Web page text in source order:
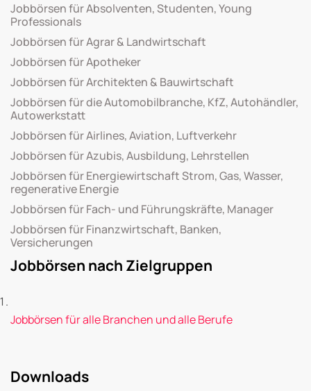
Jobbörsen für Absolventen, Studenten, Young
Professionals
Jobbörsen für Agrar & Landwirtschaft
Jobbörsen für Apotheker
Jobbörsen für Architekten & Bauwirtschaft
Jobbörsen für die Automobilbranche, KfZ, Autohändler,
Autowerkstatt
Jobbörsen für Airlines, Aviation, Luftverkehr
Jobbörsen für Azubis, Ausbildung, Lehrstellen
Jobbörsen für Energiewirtschaft Strom, Gas, Wasser,
regenerative Energie
Jobbörsen für Fach- und Führungskräfte, Manager
Jobbörsen für Finanzwirtschaft, Banken,
Versicherungen
Jobbörsen nach Zielgruppen
Jobbörsen für alle Branchen und alle Berufe
Downloads